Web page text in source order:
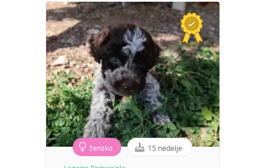
žensko 15 nedelje